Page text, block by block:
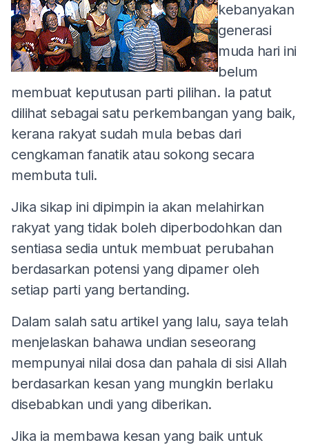
kebanyakan
generasi
muda hari ini
belum
membuat keputusan parti pilihan. Ia patut
dilihat sebagai satu perkembangan yang baik,
kerana rakyat sudah mula bebas dari
cengkaman fanatik atau sokong secara
membuta tuli.
Jika sikap ini dipimpin ia akan melahirkan
rakyat yang tidak boleh diperbodohkan dan
sentiasa sedia untuk membuat perubahan
berdasarkan potensi yang dipamer oleh
setiap parti yang bertanding.
Dalam salah satu artikel yang lalu, saya telah
menjelaskan bahawa undian seseorang
mempunyai nilai dosa dan pahala di sisi Allah
berdasarkan kesan yang mungkin berlaku
disebabkan undi yang diberikan.
Jika ia membawa kesan yang baik untuk